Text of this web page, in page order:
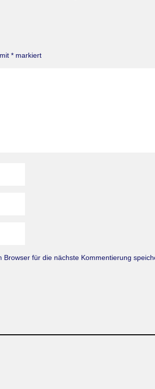
mit* markiert
für die nächste Kommentierung